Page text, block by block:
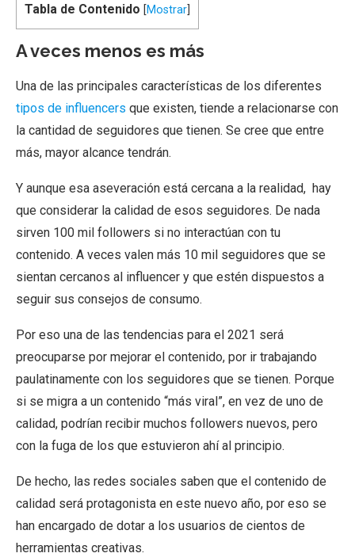
Tabla de Contenido [Mostrar
A veces menos es más
Una de las principales características de los diferentes
tipos de influencers que existen, tiende a relacionarse con
la cantidad de seguidores que tienen. Se cree que entre
más, mayor alcance tendrán.
Y aunque esa aseveración está cercana a la realidad, hay
que considerar la calidad de esos seguidores. De nada
sirven 100 mil followers si no interactúan con tu
contenido. A veces valen más 10 mil seguidores que se
sientan cercanos al influencer y que estén dispuestos a
seguir sus consejos de consumo.
Por eso una de las tendencias para el 2021 será
preocuparse por mejorar el contenido, por ir trabajando
paulatinamente con los seguidores que se tienen. Porque
si se migra a un contenido “más viral”, en vez de uno de
calidad, podrían recibir muchos followers nuevos, pero
con la fuga de los que estuvieron ahí al principio.
De hecho, las redes sociales saben que el contenido de
calidad será protagonista en este nuevo año, por eso se
han encargado de dotar a los usuarios de cientos de
herramientas creativas.